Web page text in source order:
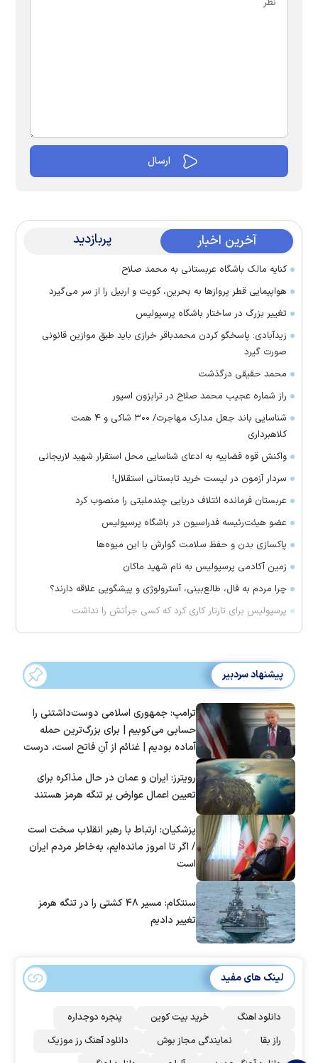
آخرین اخبار پربازدید
کنایه مالک باشگاه عربستانی به محمد صلاح
هواپیمایی قطر پرواز‌ها به بحرین، کویت و اربیل را از سر می‌گیرد
تغییر بزرگ در ساختار باشگاه پرسپولیس
زیدآبادی: پاسخگو کردن محمدباقر خرازی باید طبق موازین قانونی
صورت گیرد
محمد حقیقی درگذشت
راز شماره عجیب محمد صلاح در ترابزون اسپور
شناسایی باند جعل مدارک مهاجرت/ ۳۰۰ شاکی و ۴ همت
کلاهبرداری
واکنش قوه قضاییه به ادعای شناسایی محل استقرار شهید لاریجانی
سردار آزمون در لیست خرید تابستانی استقلال!
عربستان فرمانده ائتلاف دریایی چندملیتی را منصوب کرد
عضو هیئت‌رئیسه فدراسیون در باشگاه پرسپولیس
پاکسازی بدن و حفظ سلامت گوارش با این میوه‌ها
زمین آکادمی پرسپولیس به نام شهید ماکان
چرا مردم به فال، طالع‌بینی، آسترولوژی و پیشگویی علاقه دارند؟
پرسپولیس برای تارتار کاری کرد که کسی جرأتش را نداشت
پیشنهاد سردبیر
ترامپ: جمهوری اسلامی دوست‌داشتنی را
حسابی می‌کوبیم | برای بزرگ‌ترین حمله
آماده بودیم | غنائم از آنِ فاتح است، درست
رویترز: ایران و عمان در حال مذاکره برای
تعیین اعمال عوارض بر تنگه هرمز هستند
پزشکیان: ارتباط با رهبر انقلاب سخت است
/ اگر تا امروز مانده‌ایم، به‌خاطر مردم ایران
است
سنتکام: مسیر ۴۸ کشتی را در تنگه هرمز
تغییر دادیم
لینک های مفید
دانلود اهنگ خرید بیت کوین
پنجره دوجداره
راز بقا
نمایندگی مجاز بوش
دانلود آهنگ رز‌ موزیک